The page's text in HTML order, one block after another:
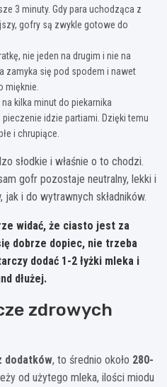
3 minuty. Gdy para uchodząca z
gofry są zwykle gotowe do
nie jeden na drugim i nie na
zamyka się pod spodem i nawet
mięknie.
kilka minut do piekarnika
pieczenie idzie partiami. Dzięki temu
i chrupiące.
słodkie i właśnie o to chodzi.
gofr pozostaje neutralny, lekki i
i do wytrawnych składników.
widać, że ciasto jest za
dobrze dopiec, nie trzeba
dodać 1-2 łyżki mleka i
dłużej.
zdrowych
dodatków, to średnio około 280-
od użytego mleka, ilości miodu